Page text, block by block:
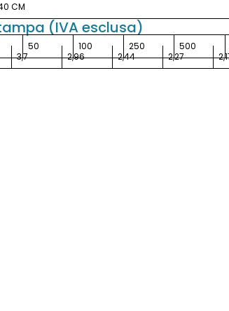
CM
(IVA esclusa)
50 100 250 500
3,7 2,96 2,44 2,27